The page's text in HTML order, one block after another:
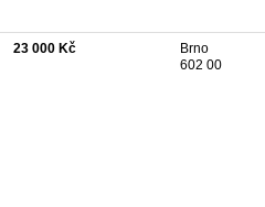
23 000 Kč
Brno
602 00